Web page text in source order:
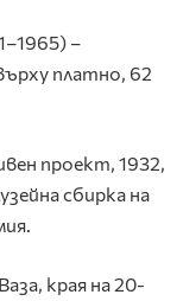
–
платно, 62
проект, 1932,
сбирка на
края на 20-